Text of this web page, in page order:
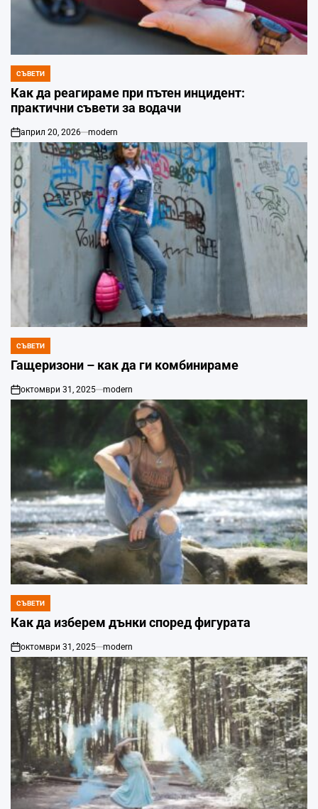
POSTED
IN
СЪВЕТИ
Как да реагираме при пътен инцидент:
практични съвети за водачи
on
април 20, 2026 modern
POSTED
IN
СЪВЕТИ
Гащеризони – как да ги комбинираме
on
октомври 31, 2025 modern
POSTED
IN
СЪВЕТИ
Как да изберем дънки според фигурата
on
октомври 31, 2025 modern